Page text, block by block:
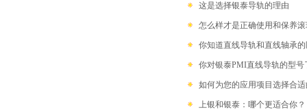
这是选择银泰导轨的理由
怎么样才是正确使用和保养
你知道直线导轨和直线轴承
你对银泰PMI直线导轨的型号
如何为您的应用项目选择合
上银和银泰：哪个更适合你？